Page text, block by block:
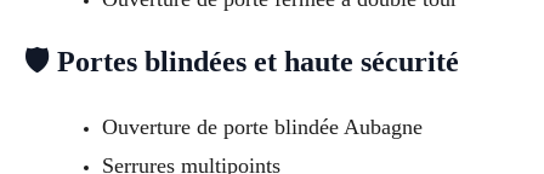
🛡 Portes blindées et haute sécurité
Ouverture de porte blindée Aubagne
Serrures multipoints